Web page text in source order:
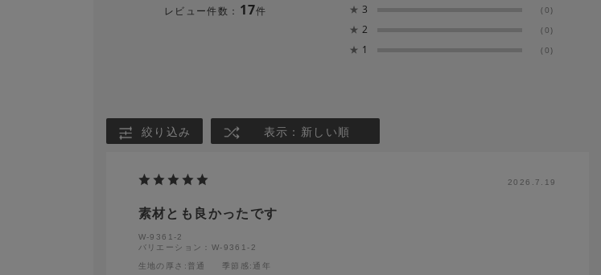
レビュー件数： 17件 ★ 3 (0)
★ 2 (0)
★ 1 (0)
絞り込み 表示：新しい順
2026.7.19
素材とも良かったです
W-9361-2
バリエーション：W-9361-2
生地の厚さ :普通 季節感:通年